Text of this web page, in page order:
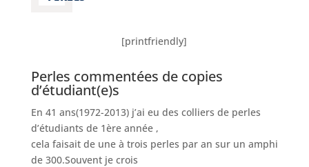
[printfriendly]
Perles commentées de copies
d’étudiant(e)s
En 41 ans(1972-2013) j’ai eu des colliers de perles
d’étudiants de 1ère année ,
cela faisait de une à trois perles par an sur un amphi
de 300.Souvent je crois